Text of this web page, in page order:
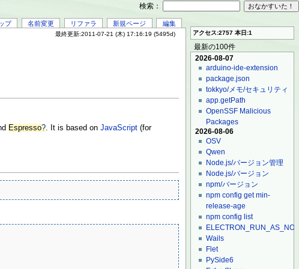
プ 名前変更 リファラ 新規ページ 編集
最終更新:2011-07-21 (木) 17:16:19 (5495d)
Espresso?. It is based onJavaScript (for
アクセス:2757 本日:1
最新の100件
2026-08-07
arduino-ide-extension
package.json
tokkyo/メモ/セキュリティ
app.getPath
OpenSSF Malicious
Packages
2026-08-06
OSV
Qwen
Node.js/バージョン管理
Node.js/バージョン
npm/バージョン
npm config get min-
release-age
npm config list
Wails
Flet
PySide6
検索：